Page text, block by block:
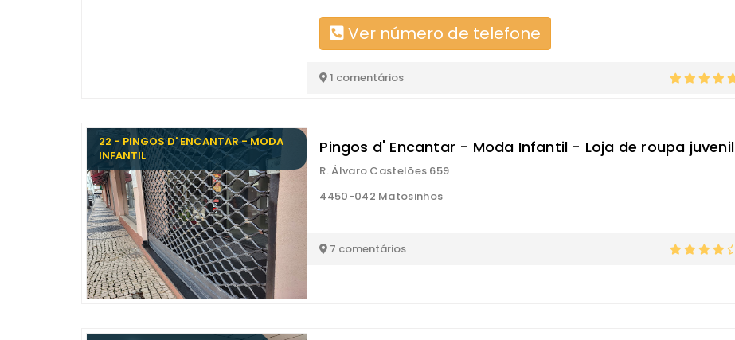
Ver número de telefone
1 comentários
22 - PINGOS D' ENCANTAR - MODA
INFANTIL
Pingos d' Encantar - Moda Infantil - Loja de roupa juvenil
R. Álvaro Castelões 659
4450-042 Matosinhos
7 comentários